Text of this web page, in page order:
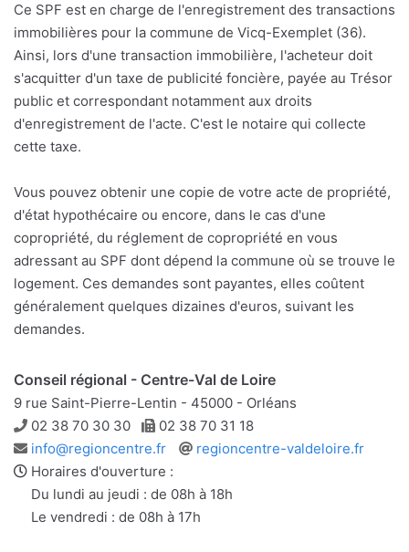
Ce SPF est en charge de l'enregistrement des transactions
immobilières pour la commune de Vicq-Exemplet (36).
Ainsi, lors d'une transaction immobilière, l'acheteur doit
s'acquitter d'un taxe de publicité foncière, payée au Trésor
public et correspondant notamment aux droits
d'enregistrement de l'acte. C'est le notaire qui collecte
cette taxe.
Vous pouvez obtenir une copie de votre acte de propriété,
d'état hypothécaire ou encore, dans le cas d'une
copropriété, du réglement de copropriété en vous
adressant au SPF dont dépend la commune où se trouve le
logement. Ces demandes sont payantes, elles coûtent
généralement quelques dizaines d'euros, suivant les
demandes.
Conseil régional - Centre-Val de Loire
9 rue Saint-Pierre-Lentin - 45000 - Orléans
Téléphone
02 38 70 30 30 Télécopie
02 38 70 31 18
Adresse
e-
mail
info@regioncentre.fr
Site
regioncentre-valdeloire.fr
Horaires d'ouverture :
Du lundi au jeudi : de 08h à 18h
Le vendredi : de 08h à 17h